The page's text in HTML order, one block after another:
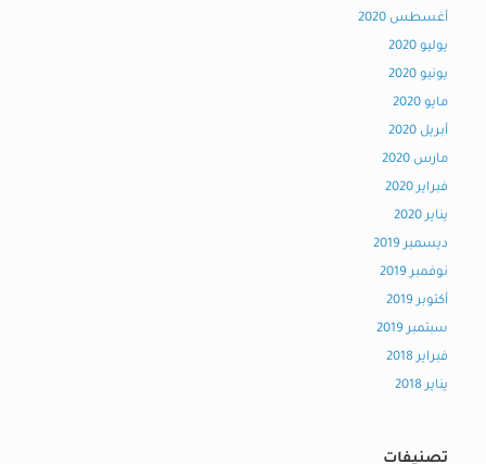
أغسطس 2020
يوليو 2020
يونيو 2020
مايو 2020
أبريل 2020
مارس 2020
فبراير 2020
يناير 2020
ديسمبر 2019
نوفمبر 2019
أكتوبر 2019
سبتمبر 2019
فبراير 2018
يناير 2018
تصنيفات